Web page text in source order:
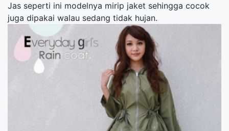
Jas seperti ini modelnya mirip jaket sehingga cocok
juga dipakai walau sedang tidak hujan.